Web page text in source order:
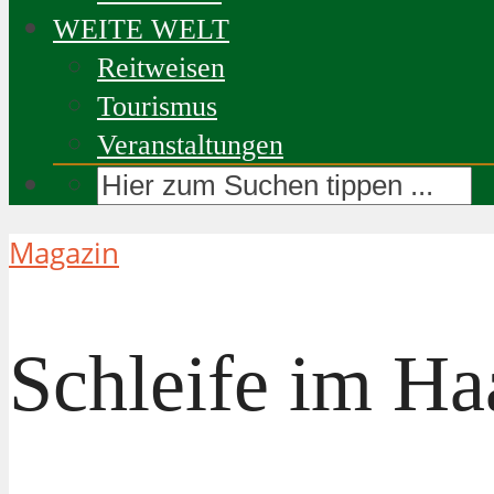
WEITE WELT
Reitweisen
Tourismus
Veranstaltungen
Magazin
Schleife im